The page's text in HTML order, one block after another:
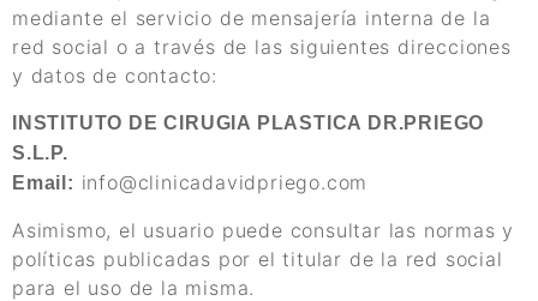
mediante el servicio de mensajería interna de la
red social o a través de las siguientes direcciones
y datos de contacto:
INSTITUTO DE CIRUGIA PLASTICA DR.PRIEGO
S.L.P.
Email: info@clinicadavidpriego.com
Asimismo, el usuario puede consultar las normas y
políticas publicadas por el titular de la red social
para el uso de la misma.